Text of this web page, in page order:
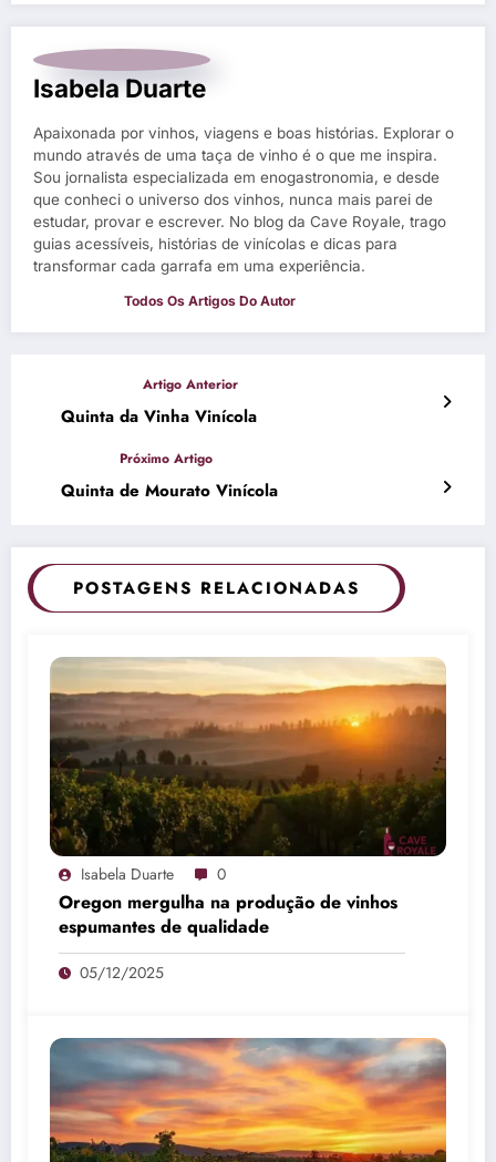
Isabela Duarte
Apaixonada por vinhos, viagens e boas histórias. Explorar o
mundo através de uma taça de vinho é o que me inspira.
Sou jornalista especializada em enogastronomia, e desde
que conheci o universo dos vinhos, nunca mais parei de
estudar, provar e escrever. No blog da Cave Royale, trago
guias acessíveis, histórias de vinícolas e dicas para
transformar cada garrafa em uma experiência.
Quinta da Vinha Vinícola
Quinta de Mourato Vinícola
POSTAGENS RELACIONADAS
Isabela Duarte 0
Oregon mergulha na produção de vinhos
espumantes de qualidade
05/12/2025